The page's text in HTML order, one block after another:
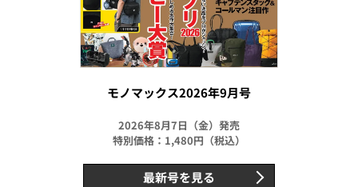
モノマックス2026年9月号
2026年8月7日（金）発売
特別価格：1,480円（税込）
最新号を見る